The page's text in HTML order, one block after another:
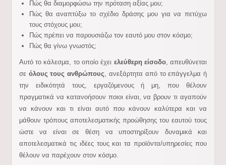
Πώς θα διαμορφώσω την πρόταση αξίας μου;
Πώς θα αναπτύξω το σχέδιο δράσης μου για να πετύχω
τους στόχους μου;
Πώς πρέπει να παρουσιάζω τον εαυτό μου στον κόσμο;
Πώς θα γίνω γνωστός;
Αυτό το κάλεσμα, το οποίο έχει ελεύθερη είσοδο, απευθύνεται
σε όλους τους ανθρώπους, ανεξάρτητα από το επάγγελμα ή
την ειδικότητά τους, εργαζόμενους ή μη, που θέλουν
πραγματικά να κατανοήσουν ποιοι είναι, να βρουν τι αγαπούν
να κάνουν και τι είναι αυτό που κάνουν καλύτερα και να
μάθουν τρόπους αποτελεσματικής προώθησης του εαυτού τους
ώστε να είναι σε θέση να υποστηρίξουν δυναμικά και
αποτελεσματικά τις ιδέες τους και τα προϊόντα/υπηρεσίες που
θέλουν να παρέχουν στον κόσμο.